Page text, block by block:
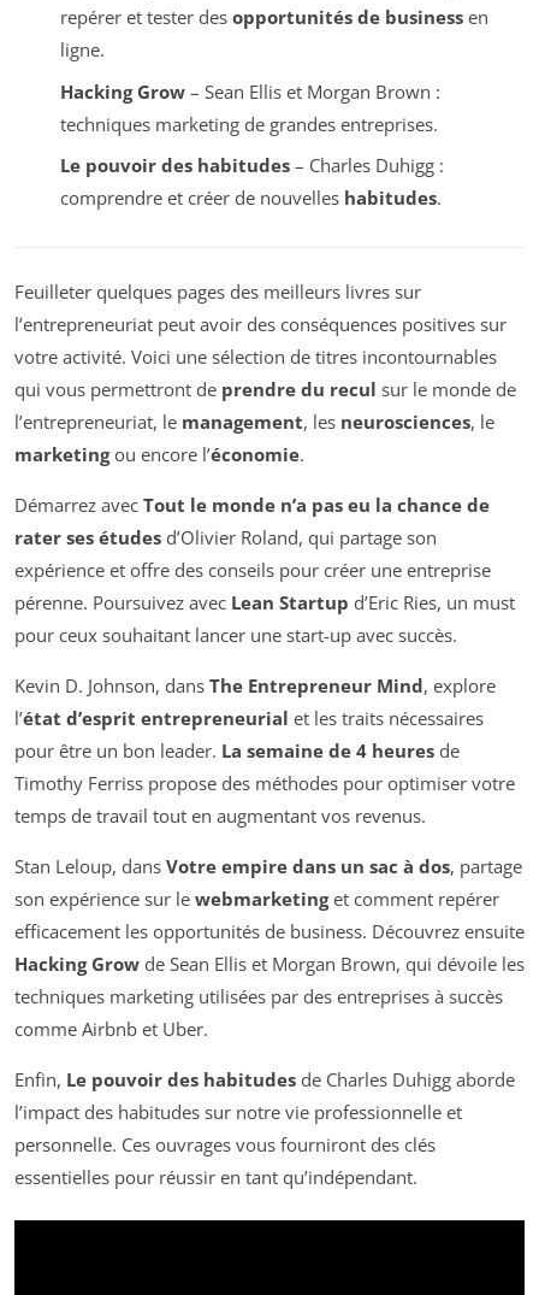
repérer et tester des opportunités de businessen
ligne.
Hacking Grow– Sean Ellis et Morgan Brown :
techniques marketing de grandes entreprises.
Le pouvoir des habitudes– Charles Duhigg :
comprendre et créer de nouvelles habitudes.
Feuilleter quelques pages des meilleurs livres sur
l’entrepreneuriat peut avoir des conséquences positives sur
votre activité. Voici une sélection de titres incontournables
qui vous permettront de prendre du recul sur le monde de
l’entrepreneuriat, le management, les neurosciences, le
marketingou encore l’économie.
Démarrez avec Tout le monde n’a pas eu la chance de
rater ses études d’Olivier Roland, qui partage son
expérience et offre des conseils pour créer une entreprise
pérenne. Poursuivez avec Lean Startup d’Eric Ries, un must
pour ceux souhaitant lancer une start-up avec succès.
Kevin D. Johnson, dans The Entrepreneur Mind, explore
l’état d’esprit entrepreneurial et les traits nécessaires
pour être un bon leader. La semaine de 4 heures de
Timothy Ferriss propose des méthodes pour optimiser votre
temps de travail tout en augmentant vos revenus.
Stan Leloup, dans Votre empire dans un sac à dos, partage
son expérience sur le webmarketinget comment repérer
efficacement les opportunités de business. Découvrez ensuite
Hacking Grow de Sean Ellis et Morgan Brown, qui dévoile les
techniques marketing utilisées par des entreprises à succès
comme Airbnb et Uber.
Enfin, Le pouvoir des habitudes de Charles Duhigg aborde
l’impact des habitudes sur notre vie professionnelle et
personnelle. Ces ouvrages vous fourniront des clés
essentielles pour réussir en tant qu’indépendant.